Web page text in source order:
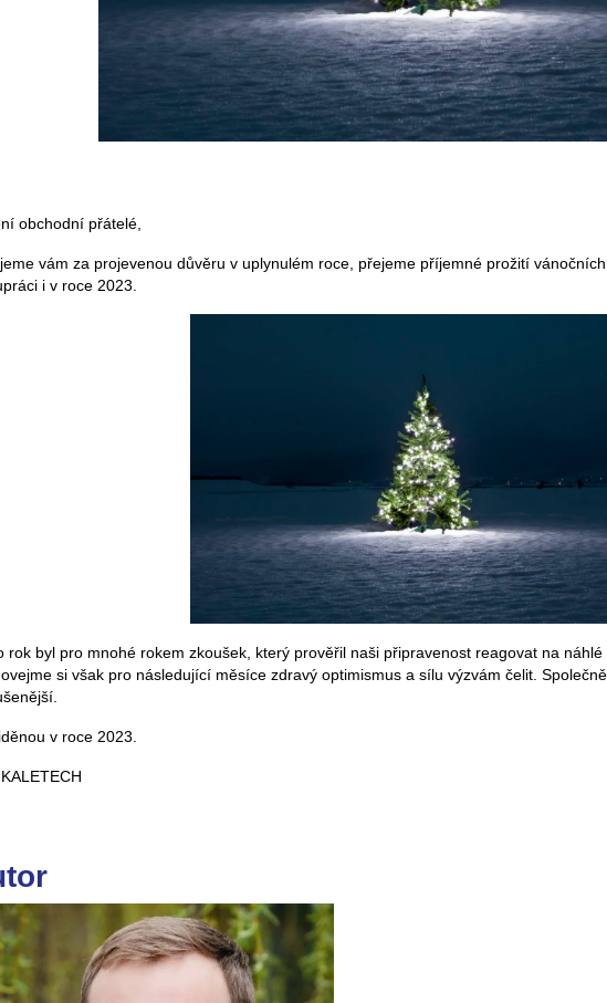
obchodní přátelé,
vám za projevenou důvěru v uplynulém roce, přejeme příjemné prožití
i v roce 2023.
rok byl pro mnohé rokem zkoušek, který prověřil naši připravenost reagovat na
si však pro následující měsíce zdravý optimismus a sílu výzvám čelit.
v roce 2023.